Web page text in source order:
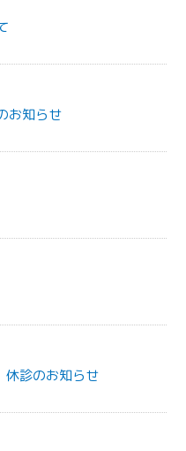
お知らせ
診のお知らせ